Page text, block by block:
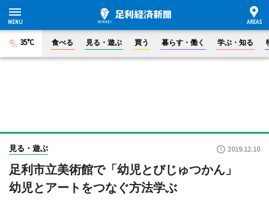
35°C 食べる 見る・遊ぶ 買う 暮らす・働く 学ぶ・知る
見る・遊ぶ 2019.12.10
足利市立美術館で「幼児とびじゅつかん」
幼児とアートをつなぐ方法学ぶ